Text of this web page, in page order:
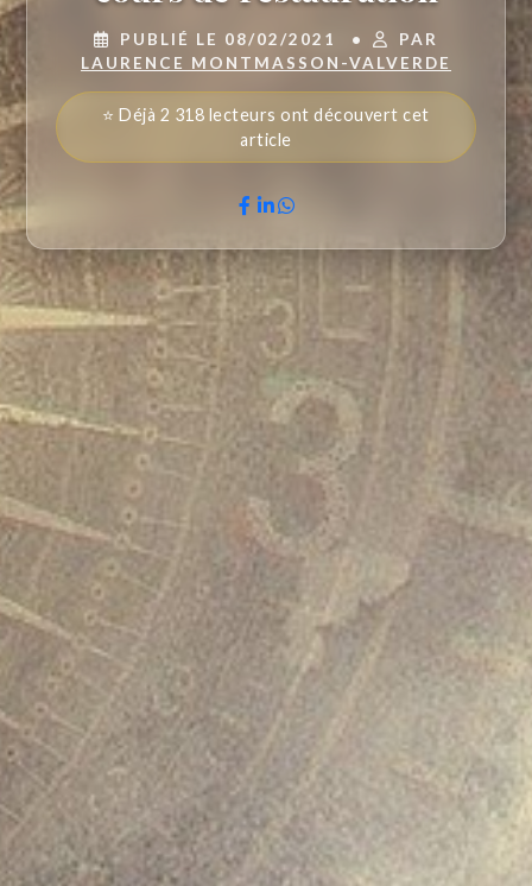
PUBLIÉ LE 08/02/2021 •
PAR
LAURENCE MONTMASSON-VALVERDE
⭐ Déjà 2 318 lecteurs ont découvert cet
article